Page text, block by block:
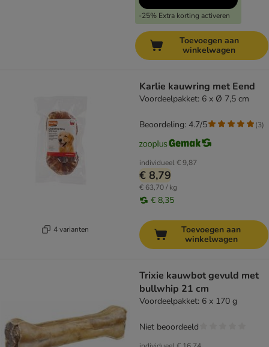
-25% Extra korting activeren
Toevoegen aan
winkelwagen
4 varianten
Karlie kauwring met Eend
Voordeelpakket: 6 x Ø 7,5 cm
individueel€ 9,87
€ 8,79
€ 63,70 / kg
€ 8,35
Beoordeling: 4.7/5 (3)
Toevoegen aan
winkelwagen
Trixie kauwbot gevuld met
bullwhip 21 cm
Voordeelpakket: 6 x 170 g
Niet beoordeeld